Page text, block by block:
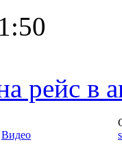
рейс в
Видео